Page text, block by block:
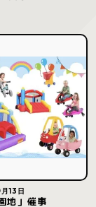
13日
地」催事